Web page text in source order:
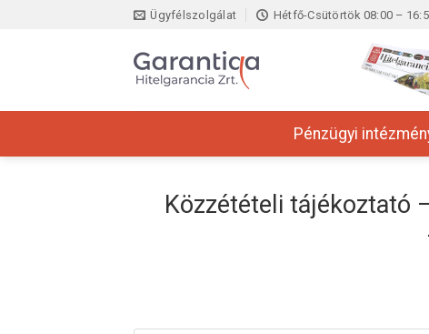
Ügyfélszolgálat Hétfő-Csütörtök 08:00 –
Pénzügyi
Közzétételi tájékoztató